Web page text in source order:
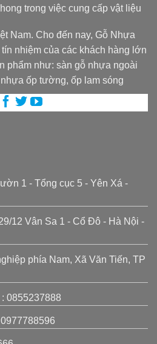
trong việc cung cấp vật liệu
Nam. Cho đến nay, Gỗ Nhựa
nhiệm của các khách hàng lớn
phẩm như: sàn gỗ nhựa ngoài
ốp tường, ốp lam sóng
1 - Tổng cục 5 - Yên Xá -
12 Vân Sa 1 - Cổ Đô - Hà Nội -
phía Nam, Xã Văn Tiến, TP
0855237888